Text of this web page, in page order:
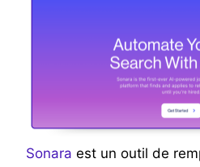
Sonara est un outil de